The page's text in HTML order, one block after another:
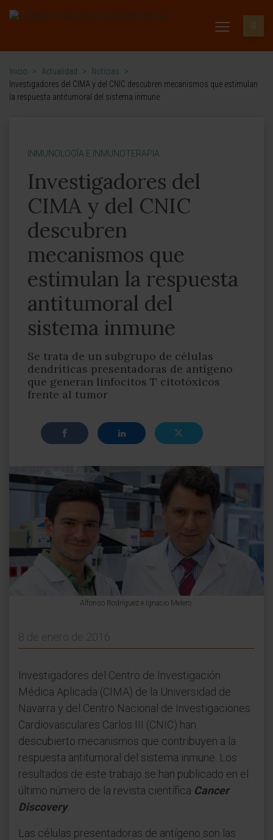
Inicio > Actualidad > Noticias
>
Investigadores del CIMA y del CNIC descubren mecanismos que estimulan
la respuesta antitumoral del sistema inmune
INMUNOLOGÍA E INMUNOTERAPIA
Investigadores del
CIMA y del CNIC
descubren
mecanismos que
estimulan la respuesta
antitumoral del
sistema inmune
Se trata de un subgrupo de células
dendríticas presentadoras de antígeno
que generan linfocitos T citotóxicos
frente al tumor
Alfonso Rodríguez e Ignacio Melero.
8 de enero de 2016
Investigadores del Centro de Investigación
Médica Aplicada (CIMA) de la Universidad de
Navarra y del Centro Nacional de Investigaciones
Cardiovasculares Carlos III (CNIC) han
descubierto mecanismos que contribuyen a la
respuesta antitumoral del sistema inmune. Los
resultados de este trabajo se han publicado en el
último número de la revista científica Cancer
Discovery.
Las células presentadoras de antígeno son las